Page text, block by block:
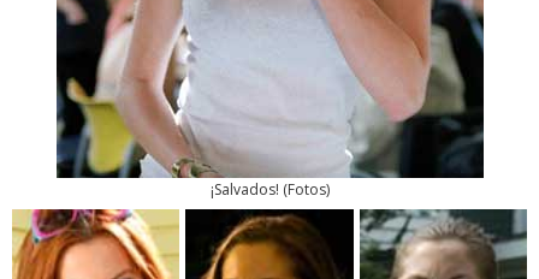
¡Salvados! (Fotos)